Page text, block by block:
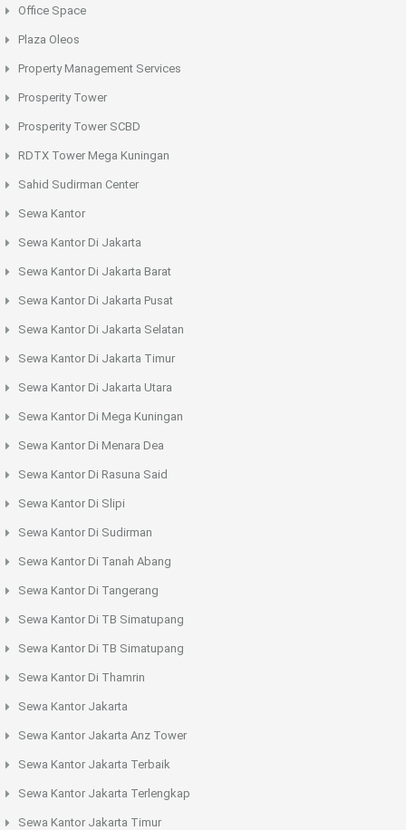
Office Space
Plaza Oleos
Property Management Services
Prosperity Tower
Prosperity Tower SCBD
RDTX Tower Mega Kuningan
Sahid Sudirman Center
Sewa Kantor
Sewa Kantor Di Jakarta
Sewa Kantor Di Jakarta Barat
Sewa Kantor Di Jakarta Pusat
Sewa Kantor Di Jakarta Selatan
Sewa Kantor Di Jakarta Timur
Sewa Kantor Di Jakarta Utara
Sewa Kantor Di Mega Kuningan
Sewa Kantor Di Menara Dea
Sewa Kantor Di Rasuna Said
Sewa Kantor Di Slipi
Sewa Kantor Di Sudirman
Sewa Kantor Di Tanah Abang
Sewa Kantor Di Tangerang
Sewa Kantor Di TB Simatupang
Sewa Kantor Di TB Simatupang
Sewa Kantor Di Thamrin
Sewa Kantor Jakarta
Sewa Kantor Jakarta Anz Tower
Sewa Kantor Jakarta Terbaik
Sewa Kantor Jakarta Terlengkap
Sewa Kantor Jakarta Timur